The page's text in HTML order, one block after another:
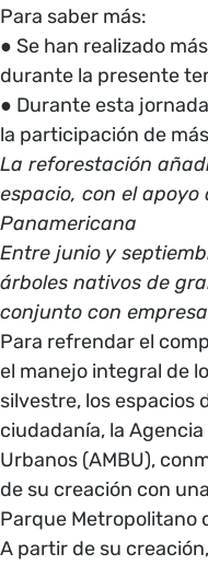
Para saber más:
● Se han realizado
durante la presente
● Durante esta
la participación de
La reforestación
espacio, con el apoyo
Panamericana
Entre junio y
árboles nativos de
conjunto con
Para refrendar el
el manejo integral de
silvestre, los espacios
ciudadanía, la
Urbanos (AMBU),
de su creación con
Parque Metropolitano
A partir de su